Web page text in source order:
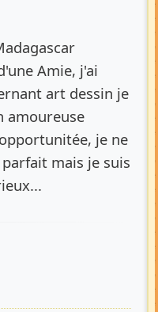
Amie, j'ai
art dessin je
amoureuse
je ne
mais je suis